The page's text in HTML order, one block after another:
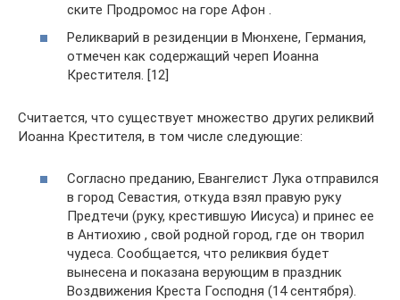
ските Продромос на горе Афон .
Реликварий в резиденции в Мюнхене, Германия,
отмечен как содержащий череп Иоанна
Крестителя. [12]
Считается, что существует множество других реликвий
Иоанна Крестителя, в том числе следующие:
Согласно преданию, Евангелист Лука отправился
в город Севастия, откуда взял правую руку
Предтечи (руку, крестившую Иисуса) и принес ее
в Антиохию , свой родной город, где он творил
чудеса. Сообщается, что реликвия будет
вынесена и показана верующим в праздник
Воздвижения Креста Господня (14 сентября).